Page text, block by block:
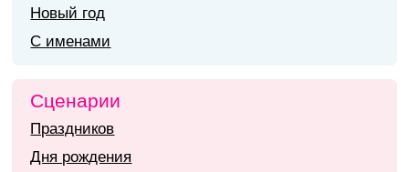
Новый год
С именами
Сценарии
Праздников
Дня рождения